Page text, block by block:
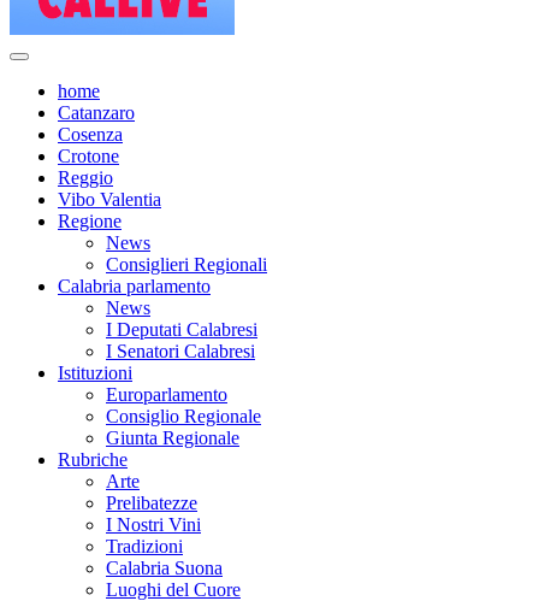
home
Catanzaro
Cosenza
Crotone
Reggio
Vibo Valentia
Regione
News
Consiglieri Regionali
Calabria parlamento
News
I Deputati Calabresi
I Senatori Calabresi
Istituzioni
Europarlamento
Consiglio Regionale
Giunta Regionale
Rubriche
Arte
Prelibatezze
I Nostri Vini
Tradizioni
Calabria Suona
Luoghi del Cuore